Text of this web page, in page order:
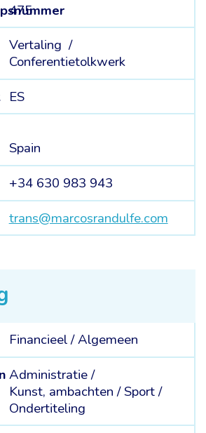
475
Vertaling /
Conferentietolkwerk
ES
Spain
+34 630 983 943
trans@marcosrandulfe.com
Financieel /Algemeen
Administratie /
Kunst, ambachten /Sport /
Ondertiteling